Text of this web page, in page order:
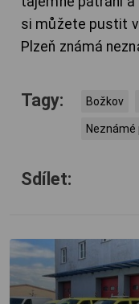
si můžete pustit v
Plzeň známá
Tagy: Božkov
Sdílet: